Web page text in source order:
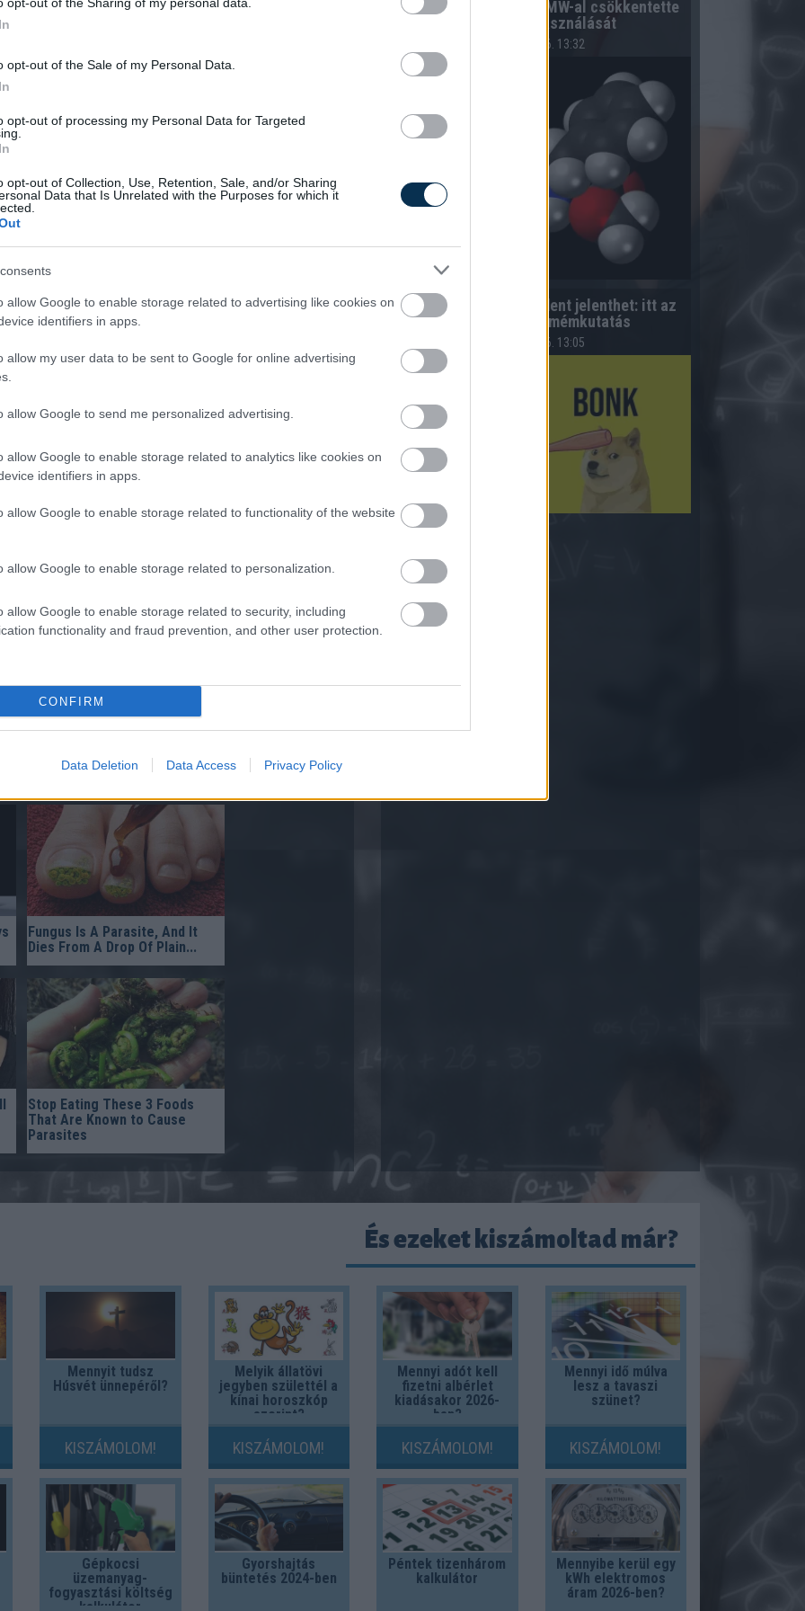
opt-out of the Sale of my Personal Data.
opt-out of processing my Personal Data for Targeted
opt-out of Collection, Use, Retention, Sale, and/or Sharing
Data that Is Unrelated with the Purposes for which it
allow Google to enable storage related to advertising like cookies on
identifiers in apps.
allow my user data to be sent to Google for online advertising
allow Google to send me personalized advertising.
allow Google to enable storage related to analytics like cookies on
identifiers in apps.
allow Google to enable storage related to functionality of the website
allow Google to enable storage related to personalization.
allow Google to enable storage related to security, including
functionality and fraud prevention, and other user protection.
CONFIRM
Data Deletion Data Access Privacy Policy
nélkül a műköröm alapanyagok
biztonságos összetétele ellenőrizetlen”
a figyelmet arra, hogy a CPNP
jelenleg nem tudják maguk
regisztrált-e.
hozzáféréssel a CPNP adatbázishoz,
ellenőrizni a termékek
óriási, mert az általuk
az ő egészségük forog kockán” –
komoly pénzbírsággal járhat,
a hatóságok megtilthatják a nem
akár jogi eljárást is
bár a szankciók ritkán
kívül hagyó márkák komoly kockázatot
biztonságát garantálja, de emellett
alapanyag fejlesztésére is. Ennek
termékcsaládja, mely Magyarországon
hipoallergén minősítéssel, és amelyet
is elismertek” – tette hozzá Gyimesi
After The Very First Use — Try
Fungus Is A Parasite, And It
Dies From A Drop Of Plain...
Stop Eating These 3 Foods
That Are Known to Cause
Parasites
A hazai vegyipar 200 MW-al csökkentette
energiafelhasználását
2026.08.06. 13:32
Kiderült, mennyi mindent jelenthet: itt az
első országos mémkutatás
2026.08.06. 13:05
És ezeket kiszámoltad már?
Mennyit tudsz
Húsvét ünnepéről?
KISZÁMOLOM!
Melyik állatövi
jegyben születtél a
kínai horoszkóp
szerint?
KISZÁMOLOM!
Mennyi adót kell
fizetni albérlet
kiadásakor 2026-
ban?
KISZÁMOLOM!
Mennyi idő múlva
lesz a tavaszi
szünet?
KISZÁMOLOM!
Gépkocsi
üzemanyag-
fogyasztási költség
kalkulátor
Gyorshajtás
büntetés 2024-ben
Péntek tizenhárom
kalkulátor
Mennyibe kerül egy
kWh elektromos
áram 2026-ben?